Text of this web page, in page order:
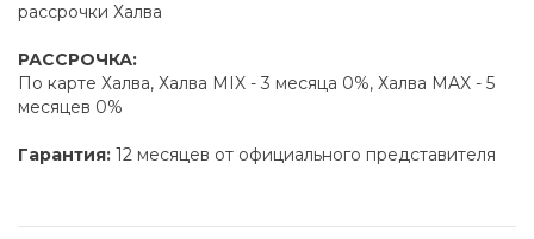
рассрочки Халва
РАССРОЧКА:
По карте Халва, Халва MIX - 3 месяца 0%, Халва MAX - 5
месяцев 0%
Гарантия: 12 месяцев от официального представителя